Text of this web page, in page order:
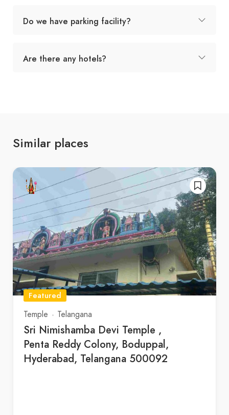
Do we have parking facility?
Are there any hotels?
Similar places
Featured
Temple
Telangana
Sri Nimishamba Devi Temple ,
Penta Reddy Colony, Boduppal,
Hyderabad, Telangana 500092